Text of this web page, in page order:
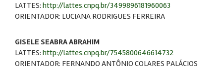
LATTES: http://lattes.cnpq.br/3499896181960063
ORIENTADOR: LUCIANA RODRIGUES FERREIRA
GISELE SEABRA ABRAHIM
LATTES: http://lattes.cnpq.br/7545800646614732
ORIENTADOR: FERNANDO ANTÔNIO COLARES PALÁCIOS